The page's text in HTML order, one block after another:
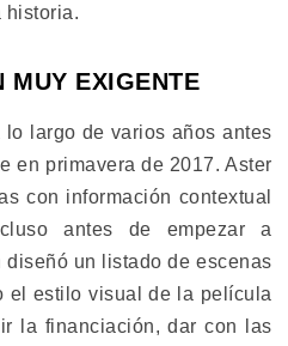
historia.
MUY EXIGENTE
lo largo de varios años antes
en primavera de 2017. Aster
con información contextual
antes de empezar a
un listado de escenas
el estilo visual de la película
la financiación, dar con las